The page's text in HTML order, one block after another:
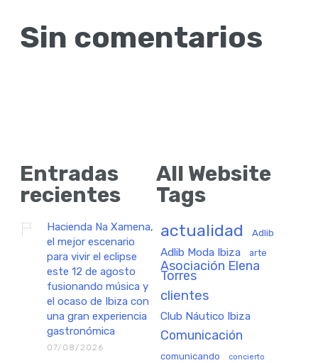
Sin comentarios
Entradas
recientes
Hacienda Na Xamena,
el mejor escenario
para vivir el eclipse
este 12 de agosto
fusionando música y
el ocaso de Ibiza con
una gran experiencia
gastronómica
07/08/2026
All Website
Tags
actualidad Adlib
Adlib Moda Ibiza arte
Asociación Elena
Torres
clientes
Club Náutico Ibiza
Comunicación
comunicando concierto